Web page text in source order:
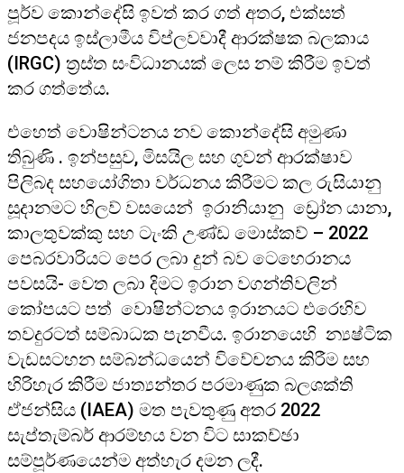
පූර්ව කොන්දේසි ඉවත් කර ගත් අතර, එක්සත්
ජනපදය ඉස්ලාමීය විප්ලවවාදී ආරක්ෂක බලකාය
(IRGC) ත්‍රස්ත සංවිධානයක් ලෙස නම් කිරීම ඉවත්
කර ගත්තේය.
එහෙත් වොෂින්ටනය නව කොන්දේසි අමුණා
තිබුණි . ඉන්පසුව, මිසයිල සහ ගුවන් ආරක්ෂාව
පිලිබද සහයෝගිතා වර්ධනය කිරීමට කල රුසියානු
සූදානමට හිලව් වසයෙන් ඉරානියානු ඩ්‍රෝන යානා,
කාලතුවක්කු සහ ටැංකි උණ්ඩ මොස්කව් – 2022
පෙබරවාරියට පෙර ලබා දුන් බව ටෙහෙරානය
පවසයි- වෙත ලබා දිමට ඉරාන වගන්තිවලින්
කෝපයට පත් වොෂින්ටනය ඉරානයට එරෙහිව
තවදුරටත් සම්බාධක පැනවීය. ඉරානයෙහි න්‍යෂ්ටික
වැඩසටහන සම්බන්ධයෙන් විවේචනය කිරීම සහ
හිරිහැර කිරීම ජාත්‍යන්තර පරමාණුක බලශක්ති
ඒජන්සිය (IAEA) මත පැවතුණු අතර 2022
සැප්තැම්බර් ආරම්භය වන විට සාකච්ඡා
සම්පූර්ණයෙන්ම අත්හැර දමන ලදී.